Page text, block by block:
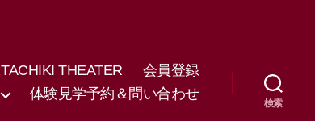
TACHIKI THEATER
会員登録
体験見学予約＆問い合わせ
検索